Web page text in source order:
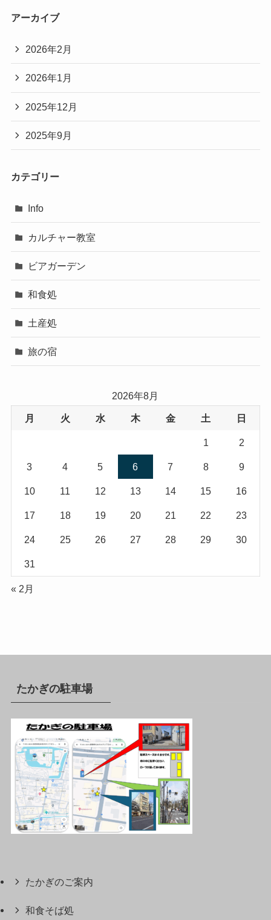
アーカイブ
2026年2月
2026年1月
2025年12月
2025年9月
カテゴリー
Info
カルチャー教室
ビアガーデン
和食処
土産処
旅の宿
2026年8月
月 火 水 木 金 土 日
1 2
3 4 5 6 7 8 9
10 11 12 13 14 15 16
17 18 19 20 21 22 23
24 25 26 27 28 29 30
31
« 2月
たかぎの駐車場
たかぎのご案内
和食そば処